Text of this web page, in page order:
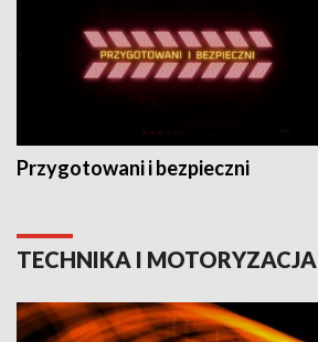
Przygotowani i bezpieczni
TECHNIKA I MOTORYZACJA